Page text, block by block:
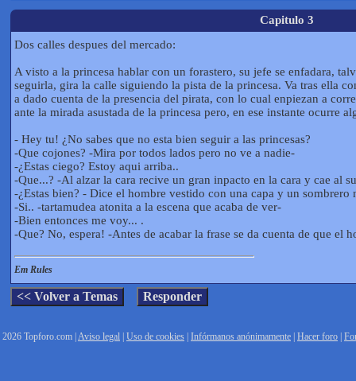
Capitulo 3
Dos calles despues del mercado:
A visto a la princesa hablar con un forastero, su jefe se enfadara,
seguirla, gira la calle siguiendo la pista de la princesa. Va tras ella
a dado cuenta de la presencia del pirata, con lo cual enpiezan a
ante la mirada asustada de la princesa pero, en ese instante ocurre
- Hey tu! ¿No sabes que no esta bien seguir a las princesas?
-Que cojones? -Mira por todos lados pero no ve a nadie-
-¿Estas ciego? Estoy aqui arriba..
-Que...? -Al alzar la cara recive un gran inpacto en la cara y cae al
-¿Estas bien? - Dice el hombre vestido con una capa y un sombrero
-Si.. -tartamudea atonita a la escena que acaba de ver-
-Bien entonces me voy... .
-Que? No, espera! -Antes de acabar la frase se da cuenta de que el
Em Rules
2026 Topforo.com | Aviso legal Uso de cookies Infórmanos anónimamente Hacer foro